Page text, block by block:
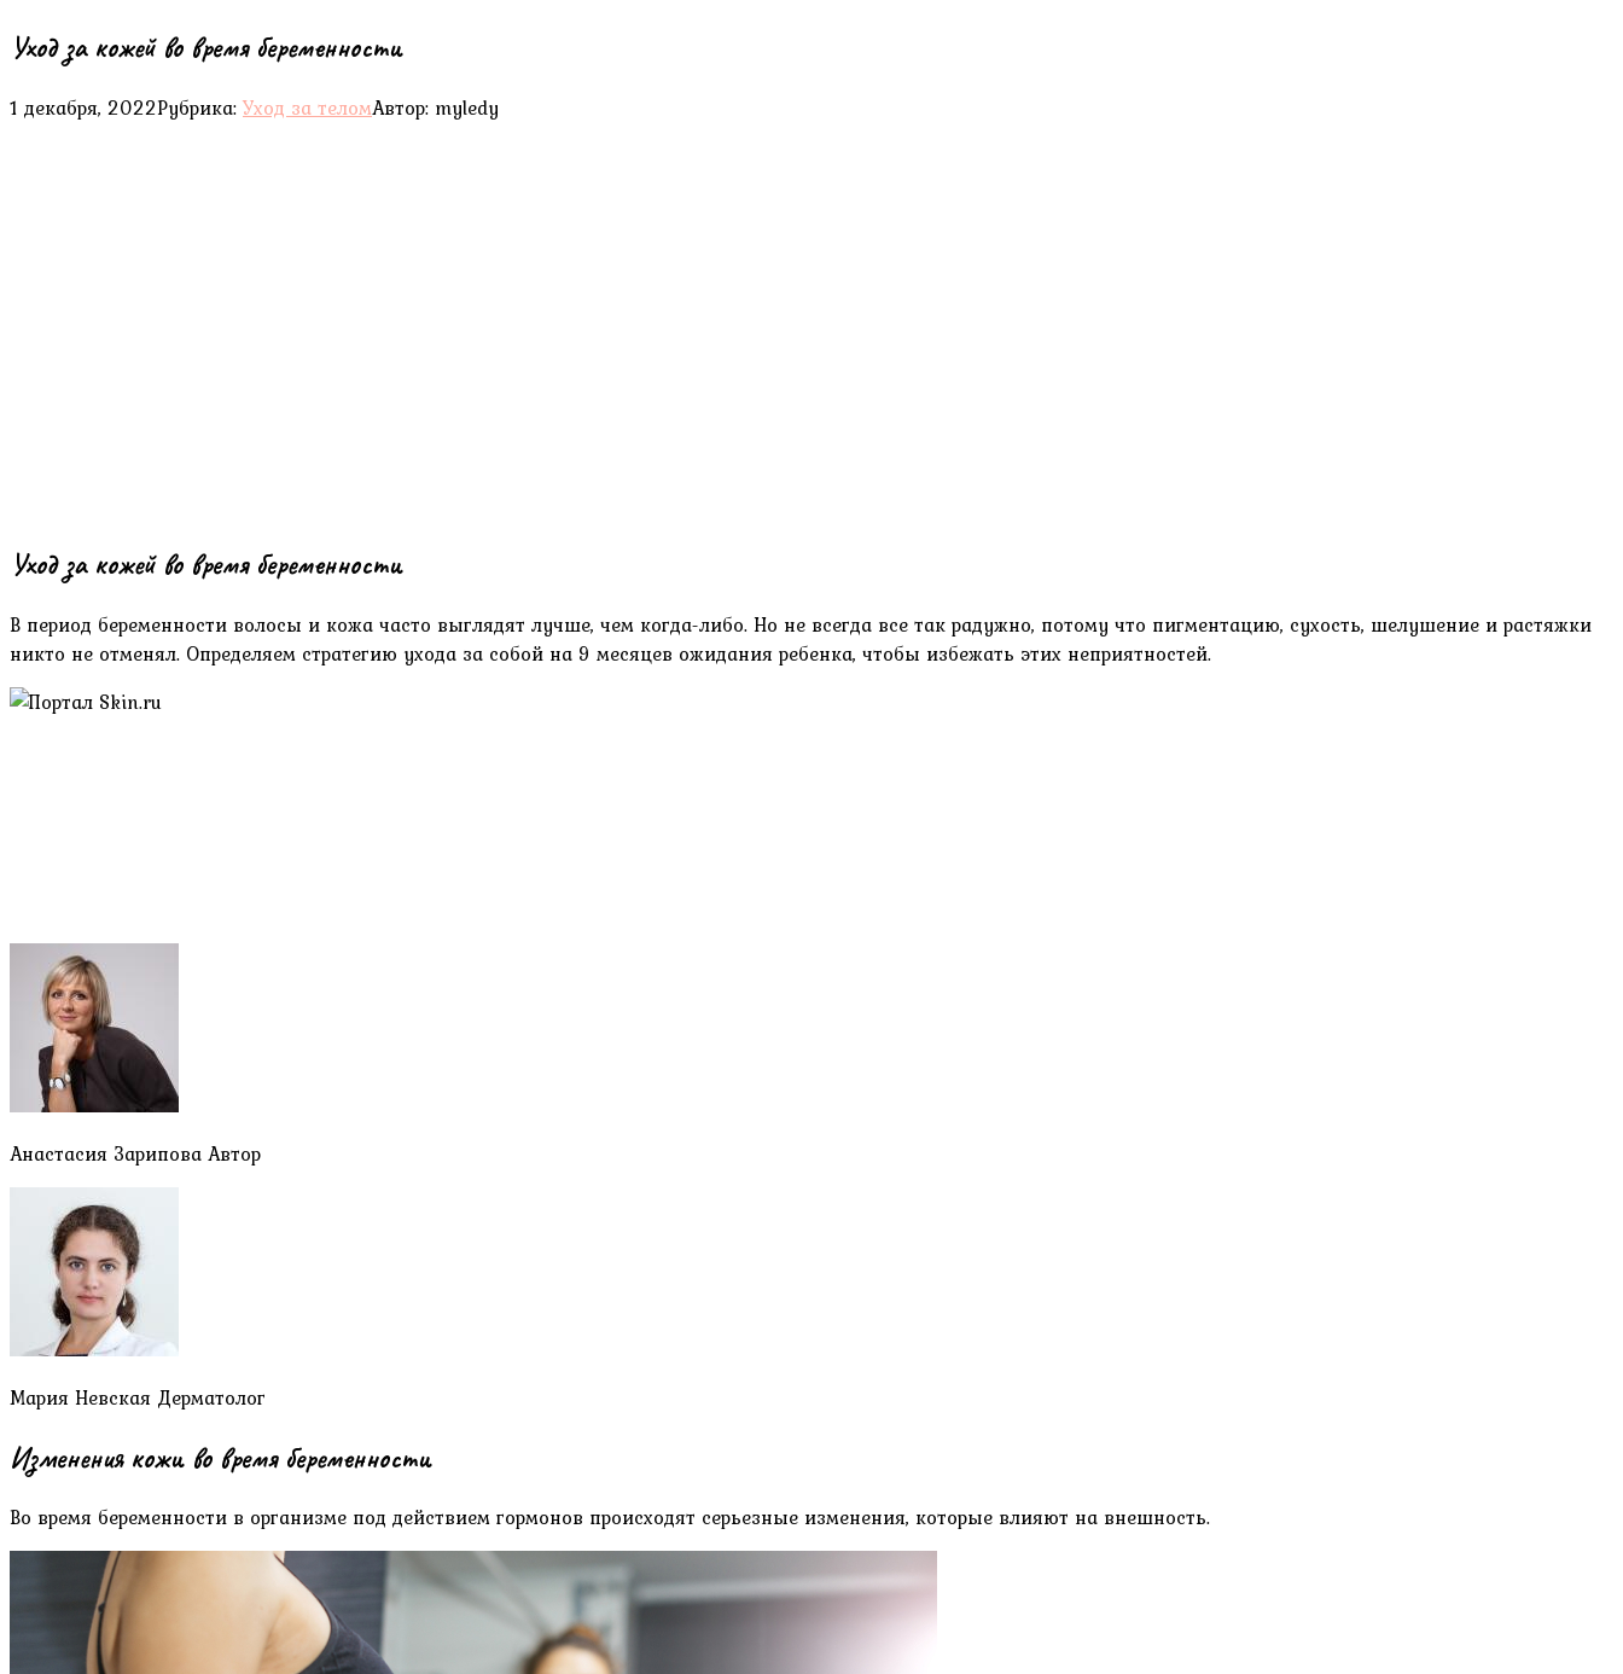
Уход за кожей во время беременности
1 декабря, 2022Рубрика: Уход за теломАвтор: myledy
Уход за кожей во время беременности
В период беременности волосы и кожа часто выглядят лучше, чем когда-либо. Но не всегда все так радужно, потому что пигментацию, сухость, шелушение и растяжки
никто не отменял. Определяем стратегию ухода за собой на 9 месяцев ожидания ребенка, чтобы избежать этих неприятностей.
Анастасия Зарипова Автор
Мария Невская Дерматолог
Изменения кожи во время беременности
Во время беременности в организме под действием гормонов происходят серьезные изменения, которые влияют на внешность.